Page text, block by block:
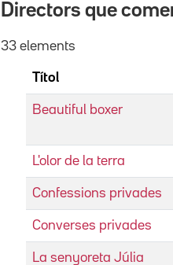
Directors que
33 elements
Títol
Beautiful boxer
L'olor de la terra
Confessions privades
Converses privades
La senyoreta Júlia